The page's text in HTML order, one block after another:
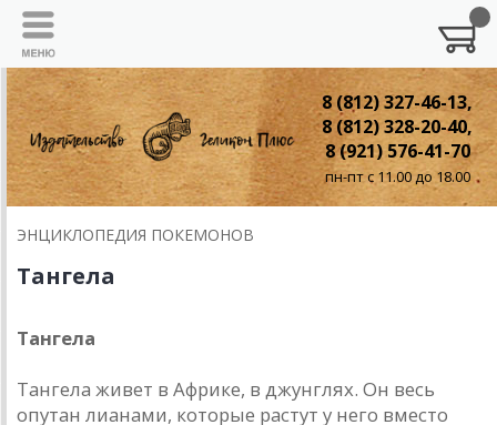
8 (812) 327-46-13,
8 (812) 328-20-40,
8 (921) 576-41-70
пн-пт с 11.00 до 18.00
ЭНЦИКЛОПЕДИЯ ПОКЕМОНОВ
Тангела
Тангела
Тангела живет в Африке, в джунглях. Он весь
опутан лианами, которые растут у него вместо